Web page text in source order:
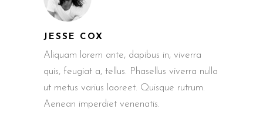
JESSE COX
Aliquam lorem ante, dapibus in, viverra
quis, feugiat a, tellus. Phasellus viverra nulla
ut metus varius laoreet. Quisque rutrum.
Aenean imperdiet venenatis.